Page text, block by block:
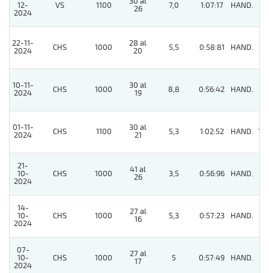
12-
2024
VS 1100
26
7,0 1:07:17 HAND.
22-11-
2024
CHS 1000
28 al
20
5,5 0:58:81 HAND.
10-11-
2024
CHS 1000
30 al
19
8,8 0:56:42 HAND.
01-11-
2024
CHS 1100
30 al
21
5,3 1:02:52 HAND. 10
21-
10-
2024
CHS 1000
41 al
26
3,5 0:56:96 HAND.
14-
10-
2024
CHS 1000
27 al
16
5,3 0:57:23 HAND.
07-
10-
2024
CHS 1000
27 al
17
5 0:57:49 HAND.